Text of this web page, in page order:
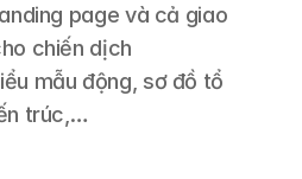
page và cả giao
chiến dịch
mẫu động, sơ đồ tổ
trúc,…